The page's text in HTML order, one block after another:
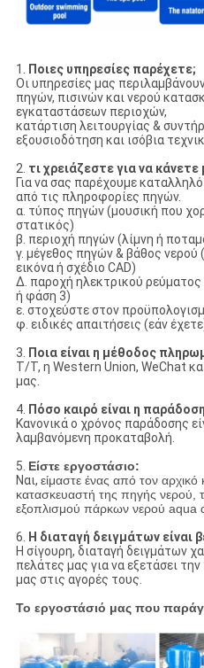
1. Ποιες υπηρεσίες παρέχετε;
Οι υπηρεσίες μας
πηγών, πισινών και νερού
εγκαταστάσεων περιοχών,
κατάρτιση λειτουργίας &
εξουσιοδότηση και ισόβια
2. τι χρειάζεστε για να
Για να σας παρέχουμε
από τις πληροφορίες πηγών.
α. τύπος πηγών (μουσική που
στατικός)
β. περιοχή πηγών (λίμνη ή
γ. μέγεθος πηγών & βάθος νερού
εικόνα ή σχέδιο CAD)
Δ. παροχή ηλεκτρικού
ή φάση 3)
ε. στοχεύστε στον
φ. ειδικές απαιτήσεις (εάν
3. Ποια είναι η μέθοδος
T/T, η Western Union, WeChat
μας.
4. Πόσο καιρό είναι η
Κανονικά ο χρόνος παράδοσης
λαμβανόμενη προκαταβολή.
5. Είστε εργοστάσιο:
Ναι, είμαστε ένας από τον αρχικό
κατασκευαστή της πηγής νερού,
εξοπλισμού πάρκων νερού aqua
6. Η διαταγή δειγμάτων είναι
Η σίγουρη, διαταγή δειγμάτων
πελάτες μας για να εξετάσει
μας στις αγορές τους.
Το εργοστάσιό μας που